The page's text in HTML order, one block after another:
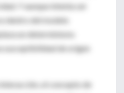
Y aunque intenta ser
dentro del modelo
un determinismo
susceptibilidad de origen
el concepto de